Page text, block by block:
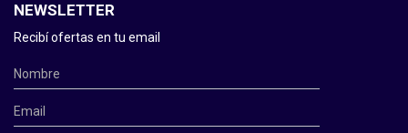
NEWSLETTER
Recibí ofertas en tu email